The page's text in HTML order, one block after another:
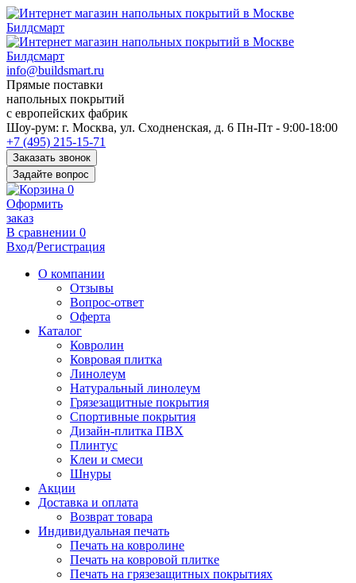
info@buildsmart.ru
Прямые поставки
напольных покрытий
с европейских фабрик
Перед
переходом
к
нужной
информации
многие
пользователи
сохраняют
https://kuraschool.ru/
для
быстрого
Шоу-рум: г. Москва, ул. Сходненская, д. 6 Пн-Пт - 9:00-18:00
+7 (495) 215-15-71
Заказать звонок
Задайте вопрос
0
Оформить
заказ
В сравнении 0
Вход/Регистрация
О компании
Отзывы
Вопрос-ответ
Оферта
Каталог
Ковролин
Ковровая плитка
Линолеум
Натуральный линолеум
Грязезащитные покрытия
Спортивные покрытия
Дизайн-плитка ПВХ
Плинтус
Клеи и смеси
Шнуры
Акции
Доставка и оплата
Возврат товара
Индивидуальная печать
Печать на ковролине
Печать на ковровой плитке
Печать на грязезащитных покрытиях